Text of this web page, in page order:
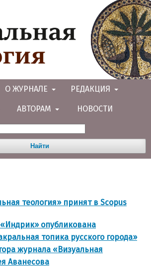
О ЖУРНАЛЕ РЕДАКЦИЯ
АВТОРАМ НОВОСТИ
Найти
теология» принят в Scopus
опубликована
топика русского города»
журнала «Визуальная
Аванесова